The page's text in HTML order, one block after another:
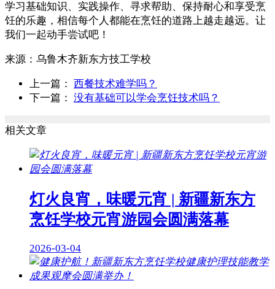
学习基础知识、实践操作、寻求帮助、保持耐心和享受烹
饪的乐趣，相信每个人都能在烹饪的道路上越走越远。让
我们一起动手尝试吧！
来源： 乌鲁木齐新东方技工学校
上一篇： 西餐技术难学吗？
下一篇： 没有基础可以学会烹饪技术吗？
相关文章
灯火良宵，味暖元宵 | 新疆新东方
烹饪学校元宵游园会圆满落幕
2026-03-04